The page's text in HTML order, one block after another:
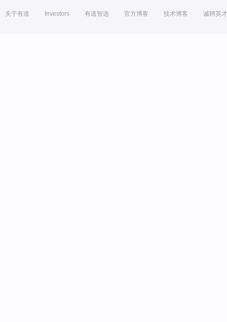
关于有道 Investors 有道智选 官方博客 技术博客 诚聘英才